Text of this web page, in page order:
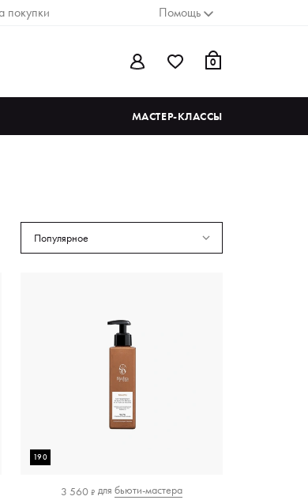
покупки Помощь
0
МАСТЕР-КЛАССЫ
Популярное
190
3 560 ₽ для бьюти-мастера